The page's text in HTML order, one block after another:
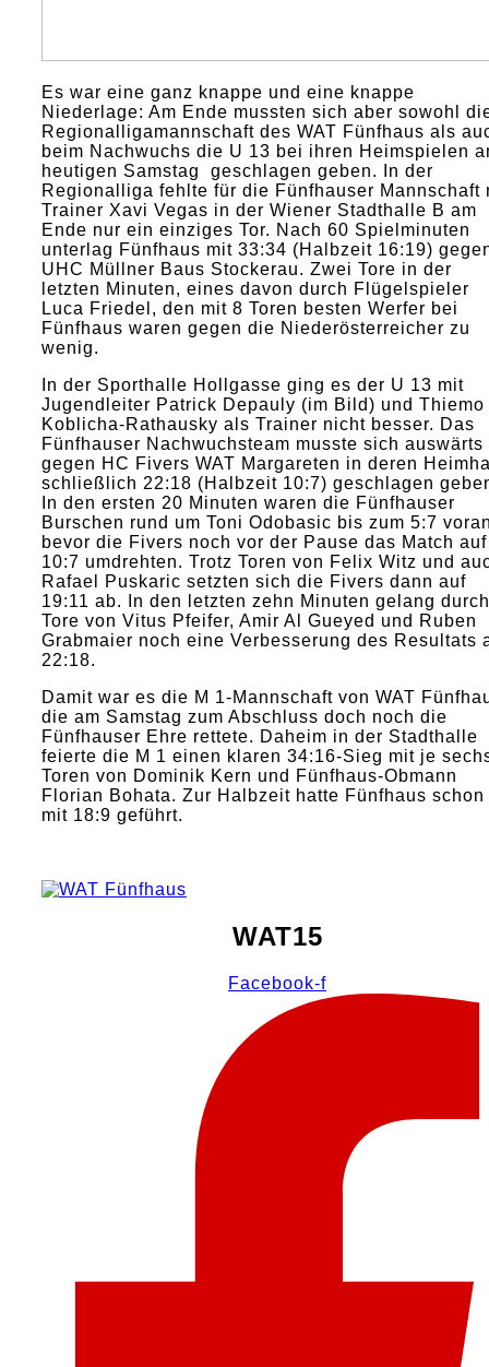
Es war eine ganz knappe und eine knappe
Niederlage: Am Ende mussten sich aber sowohl
Regionalligamannschaft des WAT Fünfhaus als
beim Nachwuchs die U 13 bei ihren Heimspielen
heutigen Samstag geschlagen geben. In der
Regionalliga fehlte für die Fünfhauser Mannschaft
Trainer Xavi Vegas in der Wiener Stadthalle B am
Ende nur ein einziges Tor. Nach 60 Spielminuten
unterlag Fünfhaus mit 33:34 (Halbzeit 16:19)
UHC Müllner Baus Stockerau. Zwei Tore in der
letzten Minuten, eines davon durch Flügelspieler
Luca Friedel, den mit 8 Toren besten Werfer bei
Fünfhaus waren gegen die Niederösterreicher zu
wenig.
In der Sporthalle Hollgasse ging es der U 13 mit
Jugendleiter Patrick Depauly (im Bild) und Thiemo
Koblicha-Rathausky als Trainer nicht besser. Das
Fünfhauser Nachwuchsteam musste sich auswärts
gegen HC Fivers WAT Margareten in deren
schließlich 22:18 (Halbzeit 10:7) geschlagen
In den ersten 20 Minuten waren die Fünfhauser
Burschen rund um Toni Odobasic bis zum 5:7
bevor die Fivers noch vor der Pause das Match auf
10:7 umdrehten. Trotz Toren von Felix Witz und
Rafael Puskaric setzten sich die Fivers dann auf
19:11 ab. In den letzten zehn Minuten gelang durch
Tore von Vitus Pfeifer, Amir Al Gueyed und Ruben
Grabmaier noch eine Verbesserung des Resultats
22:18.
Damit war es die M 1-Mannschaft von WAT
die am Samstag zum Abschluss doch noch die
Fünfhauser Ehre rettete. Daheim in der Stadthalle
feierte die M 1 einen klaren 34:16-Sieg mit je
Toren von Dominik Kern und Fünfhaus-Obmann
Florian Bohata. Zur Halbzeit hatte Fünfhaus schon
mit 18:9 geführt.
WAT15
Facebook-f